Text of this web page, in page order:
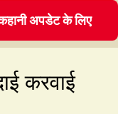
अपडेट के लिए
करवाई